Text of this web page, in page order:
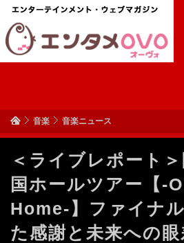
音楽 音楽ニュース
＜ライブレポート
国ホールツアー【-
Home-】ファイナ
た感謝と未来への眼